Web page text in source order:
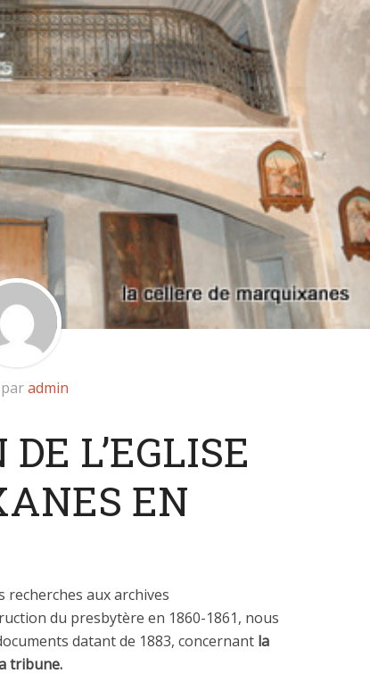
admin
L’EGLISE
EN
recherches aux archives
du presbytère en 1860-1861, nous
datant de 1883, concernant la
tribune.